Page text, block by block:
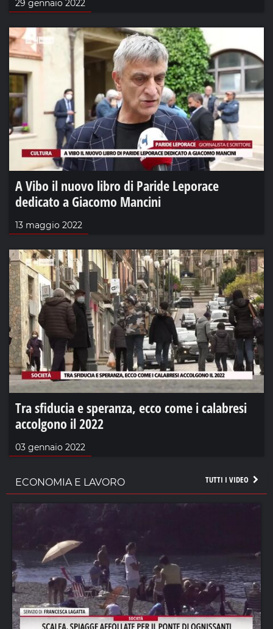
29 gennaio 2022
A Vibo il nuovo libro di Paride Leporace
dedicato a Giacomo Mancini
13 maggio 2022
Tra sfiducia e speranza, ecco come i calabresi
accolgono il 2022
03 gennaio 2022
TUTTI I VIDEO
ECONOMIA E LAVORO